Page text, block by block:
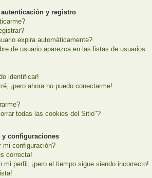
y registro
expira automáticamente?
de usuario aparezca en las listas de usuarios
identificar!
¡pero ahora no puedo conectarme!
todas las cookies del Sitio"?
y configuraciones
mi configuración?
correcta!
mi perfil, ¡pero el tiempo sigue siendo incorrecto!